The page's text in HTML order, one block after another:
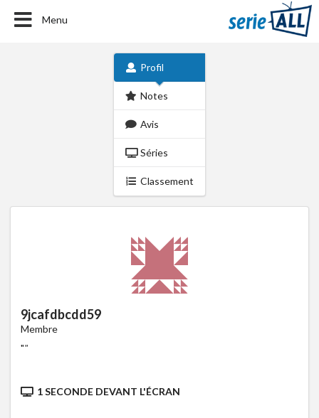
Menu
Profil
Notes
Avis
Séries
Classement
9jcafdbcdd59
Membre
""
1 SECONDE DEVANT L'ÉCRAN